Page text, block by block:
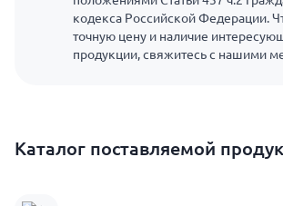
кодекса Российской Федерации.
точную цену и наличие
продукции, свяжитесь с нашими
Каталог поставляемой